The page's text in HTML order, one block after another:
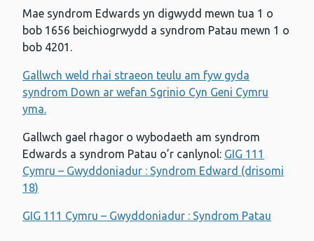
Mae syndrom Edwards yn digwydd mewn tua 1 o
bob 1656 beichiogrwydd a syndrom Patau mewn 1 o
bob 4201.
Gallwch weld rhai straeon teulu am fyw gyda
syndrom Down ar wefan Sgrinio Cyn Geni Cymru
yma.
Gallwch gael rhagor o wybodaeth am syndrom
Edwards a syndrom Patau o’r canlynol: GIG 111
Cymru – Gwyddoniadur : Syndrom Edward (drisomi
18)
GIG 111 Cymru – Gwyddoniadur : Syndrom Patau